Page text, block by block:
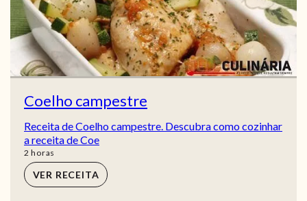
Coelho campestre
Receita de Coelho campestre. Descubra como cozinhar
a receita de Coe
2 horas
horas
VER RECEITA